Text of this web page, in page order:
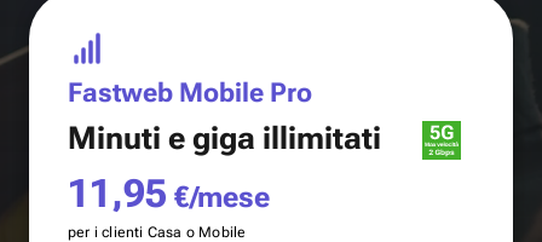
Fastweb Mobile Pro
Minuti e giga illimitati
11,95 €/mese
per i clienti Casa o Mobile